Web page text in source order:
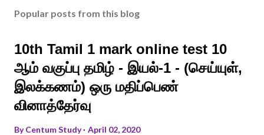
Popular posts from this blog
10th Tamil 1 mark online test 10
ஆம் வகுப்பு தமிழ் - இயல்-1 - (செய்யுள்,
இலக்கணம்) ஒரு மதிப்பெண்
வினாத்தேர்வு
ByCentum Study April 02, 2020